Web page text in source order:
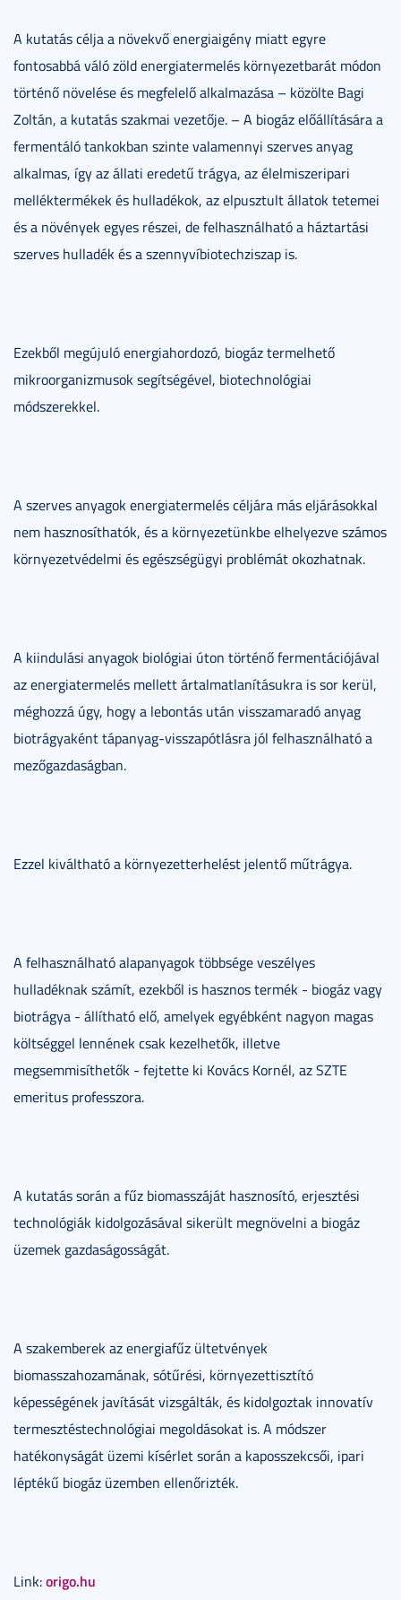
A kutatás célja a növekvő energiaigény miatt egyre
fontosabbá váló zöld energiatermelés környezetbarát módon
történő növelése és megfelelő alkalmazása – közölte Bagi
Zoltán, a kutatás szakmai vezetője. – A biogáz előállítására a
fermentáló tankokban szinte valamennyi szerves anyag
alkalmas, így az állati eredetű trágya, az élelmiszeripari
melléktermékek és hulladékok, az elpusztult állatok tetemei
és a növények egyes részei, de felhasználható a háztartási
szerves hulladék és a szennyvíbiotechziszap is.
Ezekből megújuló energiahordozó, biogáz termelhető
mikroorganizmusok segítségével, biotechnológiai
módszerekkel.
A szerves anyagok energiatermelés céljára más eljárásokkal
nem hasznosíthatók, és a környezetünkbe elhelyezve számos
környezetvédelmi és egészségügyi problémát okozhatnak.
A kiindulási anyagok biológiai úton történő fermentációjával
az energiatermelés mellett ártalmatlanításukra is sor kerül,
méghozzá úgy, hogy a lebontás után visszamaradó anyag
biotrágyaként tápanyag-visszapótlásra jól felhasználható a
mezőgazdaságban.
Ezzel kiváltható a környezetterhelést jelentő műtrágya.
A felhasználható alapanyagok többsége veszélyes
hulladéknak számít, ezekből is hasznos termék - biogáz vagy
biotrágya - állítható elő, amelyek egyébként nagyon magas
költséggel lennének csak kezelhetők, illetve
megsemmisíthetők - fejtette ki Kovács Kornél, az SZTE
emeritus professzora.
A kutatás során a fűz biomasszáját hasznosító, erjesztési
technológiák kidolgozásával sikerült megnövelni a biogáz
üzemek gazdaságosságát.
A szakemberek az energiafűz ültetvények
biomasszahozamának, sótűrési, környezettisztító
képességének javítását vizsgálták, és kidolgoztak innovatív
termesztéstechnológiai megoldásokat is. A módszer
hatékonyságát üzemi kísérlet során a kaposszekcsői, ipari
léptékű biogáz üzemben ellenőrizték.
Link:origo.hu